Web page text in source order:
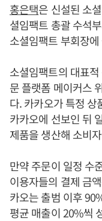
홍은택은 신설된 소
셜임팩트 총괄 수석
소셜임팩트 부회장
소셜임팩트의 대표
문 플랫폼 메이커스
다. 카카오가 특정 상
카카오에 선보인 뒤
제품을 생산해 소비
만약 주문이 일정 수
이용자들의 결제 금
카오는 출범 이후
평균 매출이 20%씩